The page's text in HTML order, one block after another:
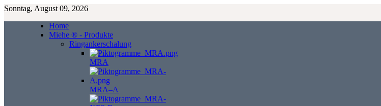
Sonntag, August 09, 2026
Home
Miehe ® - Produkte
Ringankerschalung
MRA
MRA–A